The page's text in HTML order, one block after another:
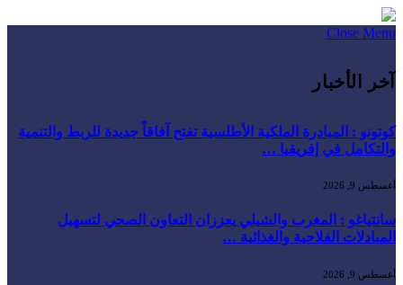
Close Menu
آخر الأخبار
كوتونو : المبادرة الملكية الأطلسية تفتح آفاقاً جديدة للربط والتنمية
والتكامل في إفريقيا …
أغسطس 9, 2026
سانتياغو : المغرب والشيلي يعززان التعاون الصحي لتسهيل
المبادلات الفلاحية والغذائية …
أغسطس 9, 2026